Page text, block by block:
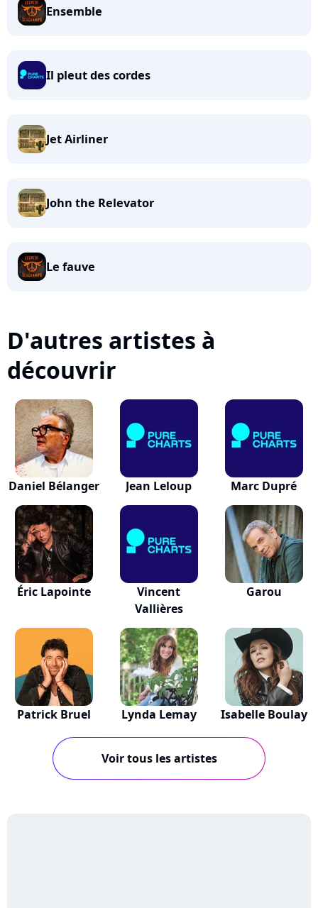
Ensemble
Il pleut des cordes
Jet Airliner
John the Relevator
Le fauve
D'autres artistes à
découvrir
Daniel Bélanger Jean Leloup Marc Dupré
Éric Lapointe
Vincent
Vallières
Garou
Patrick Bruel Lynda Lemay Isabelle Boulay
Voir tous les artistes